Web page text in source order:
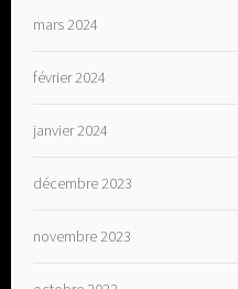
mars 2024
février 2024
janvier 2024
décembre 2023
novembre 2023